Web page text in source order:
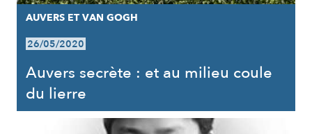
AUVERS ET VAN GOGH
26/05/2020
Auvers secrète : et au milieu coule
du lierre